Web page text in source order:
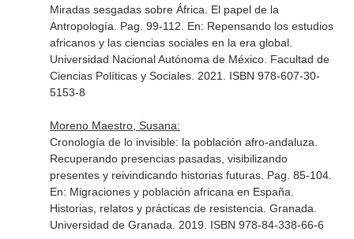
Miradas sesgadas sobre África. El papel de la
Antropología. Pag. 99-112. En: Repensando los estudios
africanos y las ciencias sociales en la era global.
Universidad Nacional Autónoma de México. Facultad de
Ciencias Políticas y Sociales. 2021. ISBN 978-607-30-
5153-8
Moreno Maestro, Susana:
Cronología de lo invisible: la población afro-andaluza.
Recuperando presencias pasadas, visibilizando
presentes y reivindicando historias futuras. Pag. 85-104.
En: Migraciones y población africana en España.
Historias, relatos y prácticas de resistencia . Granada.
Universidad de Granada. 2019. ISBN 978-84-338-66-6